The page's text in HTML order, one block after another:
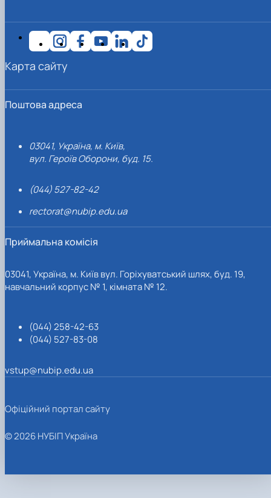
Поштова адреса
03041, Україна, м. Київ,
вул. Героїв Оборони, буд. 15.
(044) 527-82-42
rectorat@nubip.edu.ua
Приймальна комісія
03041, Україна, м. Київ вул. Горіхуватський шлях, буд. 19,
навчальний корпус № 1, кімната № 12.
(044) 258-42-63
(044) 527-83-08
vstup@nubip.edu.ua
Карта сайту
Офіційний портал сайту
© 2026 НУБІП Україна